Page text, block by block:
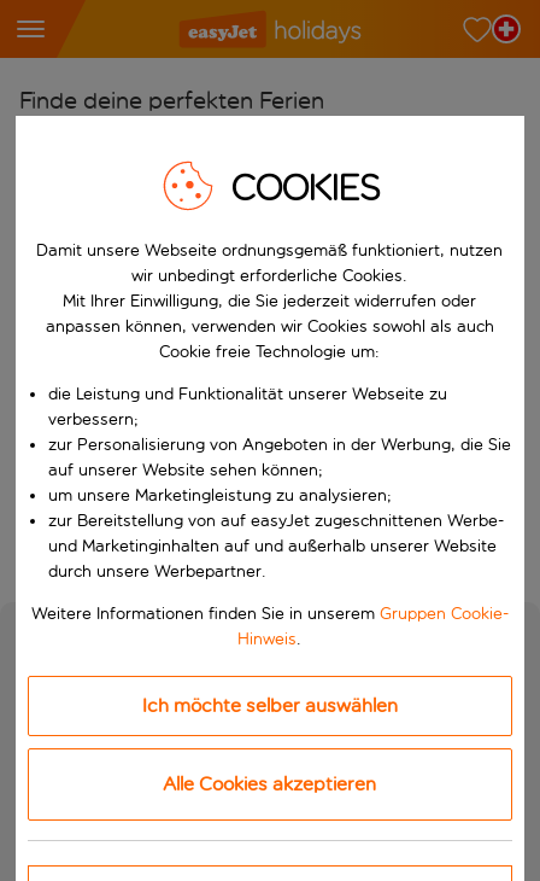
Finde deine perfekten Ferien
Wähle deine Flughäfen
Beginne mit der Eingabe für die automatische
Reiseziele finden
Nach
W&auml;hle ein Ab- und R&uuml;ckflugdatum aus.
Wähle deine Reisedaten
Wann
Wer
Suchen
COOKIES
Damit unsere Webseite ordnungsgemäß funktioniert, nutzen
wir unbedingt erforderliche Cookies.
Mit Ihrer Einwilligung, die Sie jederzeit widerrufen oder
anpassen können, verwenden wir Cookies sowohl als auch
Cookie freie Technologie um:
die Leistung und Funktionalität unserer Webseite zu
verbessern;
zur Personalisierung von Angeboten in der Werbung, die Sie
auf unserer Website sehen können;
um unsere Marketingleistung zu analysieren;
zur Bereitstellung von auf easyJet zugeschnittenen Werbe-
und Marketinginhalten auf und außerhalb unserer Website
durch unsere Werbepartner.
Weitere Informationen finden Sie in unserem Gruppen Cookie-
Hinweis.
Ich möchte selber auswählen
Alle Cookies akzeptieren